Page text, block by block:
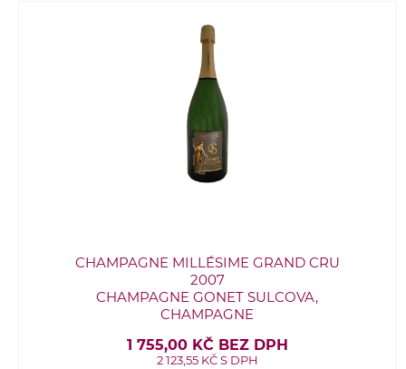
CHAMPAGNE MILLÉSIME GRAND CRU
2007
CHAMPAGNE GONET SULCOVA,
CHAMPAGNE
1 755,00 KČ BEZ DPH
2 123,55 KČ S DPH